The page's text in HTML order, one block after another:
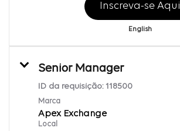
Inscreva-se Aqui
English
Senior Manager
ID da requisição: 118500
Marca
Apex Exchange
Local